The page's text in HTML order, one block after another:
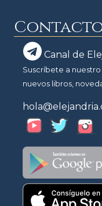
Canal de
Suscríbete a
nuevos libros,